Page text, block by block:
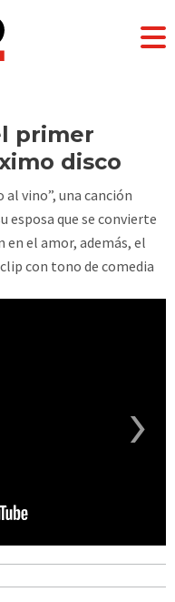
primer
disco
vino”, una canción
esposa que se convierte
el amor, además, el
con tono de comedia
›